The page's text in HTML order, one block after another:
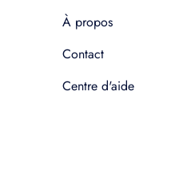
À propos
Contact
Centre d'aide